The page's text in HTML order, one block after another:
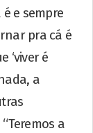
e sempre
pra cá é
‘viver é
a
a